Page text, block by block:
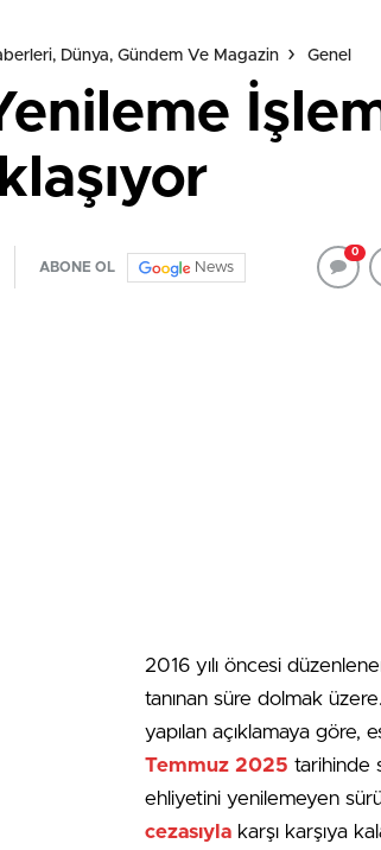
Dünya, Gündem Ve Magazin Genel
ABONE OL News
0
2016 yılı öncesi
tanınan süre dolmak
yapılan açıklamaya göre,
Temmuz 2025 tarihinde
ehliyetini yenilemeyen
cezasıyla karşı karşıya